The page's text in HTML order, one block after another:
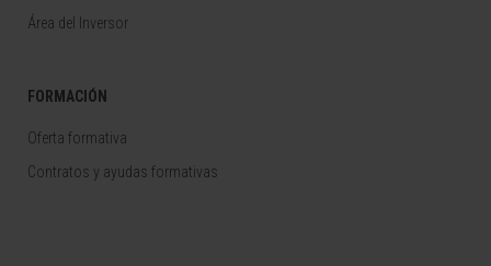
Área del Inversor
FORMACIÓN
Oferta formativa
Contratos y ayudas formativas